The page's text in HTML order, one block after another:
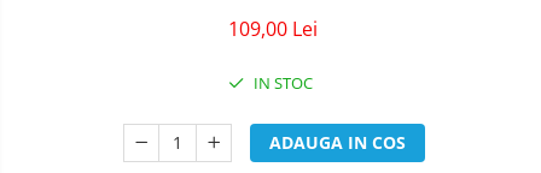
109,00 Lei
IN STOC
ADAUGA IN COS